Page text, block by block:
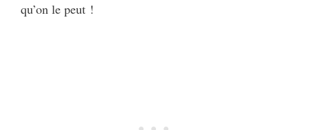
qu’on le peut !